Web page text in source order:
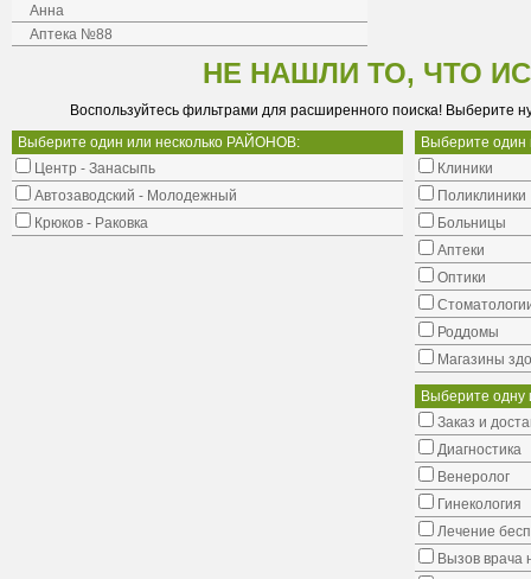
Анна
Аптека №88
НЕ НАШЛИ ТО, ЧТО
Воспользуйтесь фильтрами для расширенного поиска! Выберите
Выберите один или несколько РАЙОНОВ:
Центр - Занасыпь
Автозаводский - Молодежный
Крюков - Раковка
Выберите
Клиники
Поликлиники
Больницы
Аптеки
Оптики
Роддомы
Магазины
Выберите одну
Заказ и
Диагностика
Венеролог
Гинекология
Лечение
Вызов врача